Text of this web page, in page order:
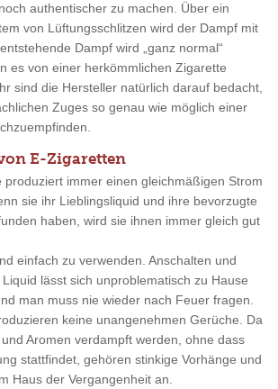
authentischer zu machen. Über ein
von Lüftungsschlitzen wird der Dampf mit
Dampf wird „ganz normal“
es von einer herkömmlichen Zigarette
sind die Hersteller natürlich darauf bedacht,
Zuges so genau wie möglich einer
E-Zigaretten
produziert immer einen gleichmäßigen Strom
sie ihr Lieblingsliquid und ihre bevorzugte
haben, wird sie ihnen immer gleich gut
einfach zu verwenden. Anschalten und
lässt sich unproblematisch zu Hause
man muss nie wieder nach Feuer fragen.
keine unangenehmen Gerüche. Da
Aromen verdampft werden, ohne dass
stattfindet, gehören stinkige Vorhänge und
Haus der Vergangenheit an.